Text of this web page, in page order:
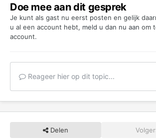
Doe mee aan dit gesprek
Je kunt als gast nu eerst posten en gelijk
u al een account hebt, meld u dan nu aan om
account.
Reageer hier op dit topic...
Delen